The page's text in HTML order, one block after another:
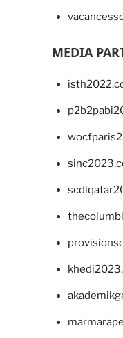
MEDIA